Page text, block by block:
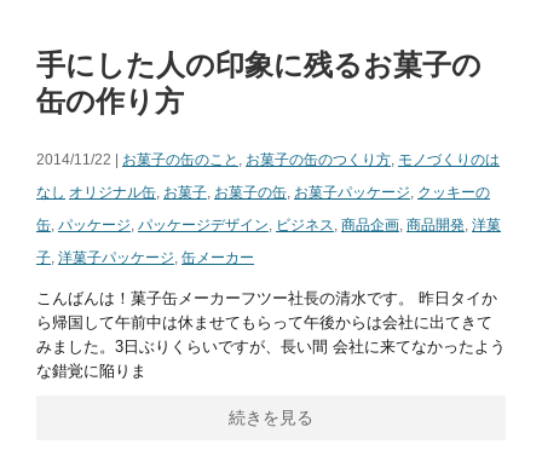
手にした人の印象に残るお菓子の
缶の作り方
2014/11/22 | お菓子の缶のこと お菓子の缶のつくり方 モノづくりのは
なし オリジナル缶 お菓子 お菓子の缶 お菓子パッケージ クッキーの
缶 パッケージ パッケージデザイン ビジネス 商品企画 商品開発 洋菓
子 洋菓子パッケージ 缶メーカー
こんばんは！菓子缶メーカーフツー社長の清水です。 昨日タイか
ら帰国して午前中は休ませてもらって午後からは会社に出てきて
みました。3日ぶりくらいですが、長い間 会社に来てなかったよう
な錯覚に陥りま
続きを見る